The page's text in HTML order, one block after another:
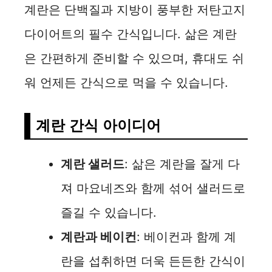
계란은 단백질과 지방이 풍부한 저탄고지
다이어트의 필수 간식입니다. 삶은 계란
은 간편하게 준비할 수 있으며, 휴대도 쉬
워 언제든 간식으로 먹을 수 있습니다.
계란 간식 아이디어
계란 샐러드: 삶은 계란을 잘게 다
져 마요네즈와 함께 섞어 샐러드로
즐길 수 있습니다.
계란과 베이컨: 베이컨과 함께 계
란을 섭취하면 더욱 든든한 간식이